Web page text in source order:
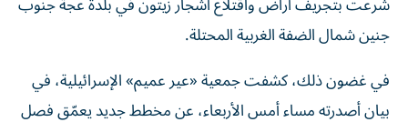
جنين شمال الضفة الغربية المحتلة.
في غضون ذلك، كشفت جمعية «عير عميم» الإسرائيلية، في
بيان أصدرته مساء أمس الأربعاء، عن مخطط جديد يعمّق فصل